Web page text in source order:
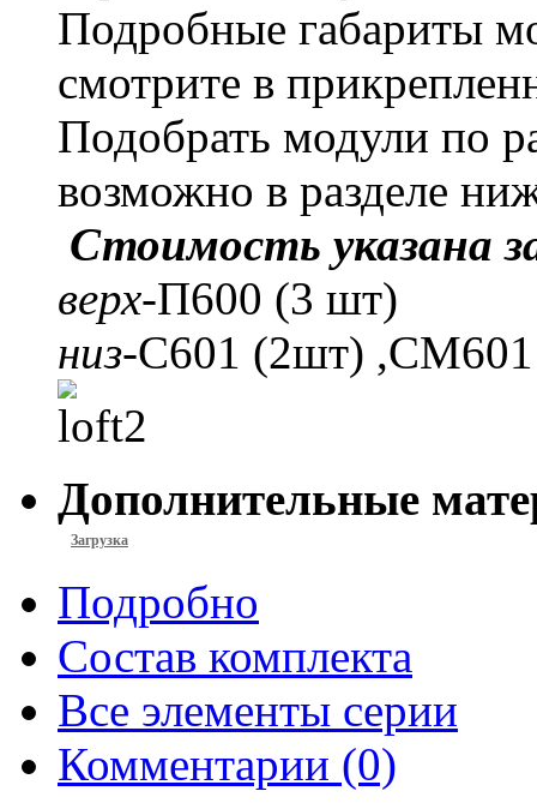
Подробные габариты
смотрите в
Подобрать модули по
возможно в разделе
Стоимость указана
верх-П600 (3 шт)
низ-С601 (2шт) ,СМ601
Дополнительные
Загрузка
Подробно
Состав комплекта
Все элементы серии
Комментарии (0)